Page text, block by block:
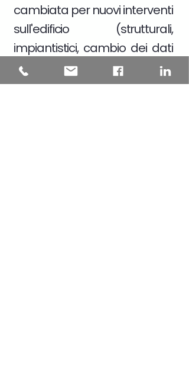
cambiata per nuovi interventi
sull'edificio (strutturali,
impiantistici, cambio dei dati
catastali)